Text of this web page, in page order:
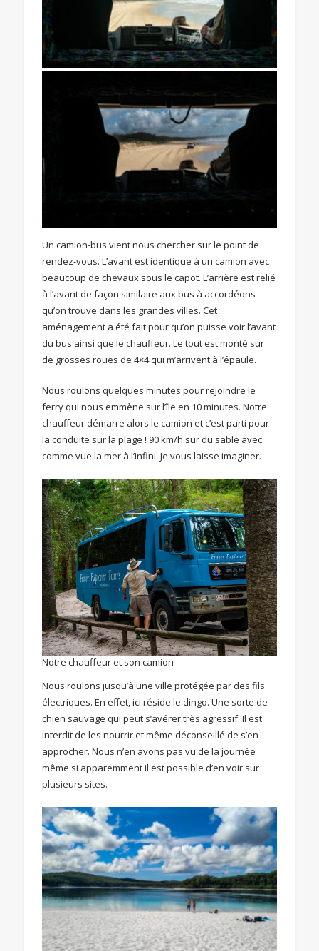
Un camion-bus vient nous chercher sur le point de
rendez-vous. L’avant est identique à un camion avec
beaucoup de chevaux sous le capot. L’arrière est relié
à l’avant de façon similaire aux bus à accordéons
qu’on trouve dans les grandes villes. Cet
aménagement a été fait pour qu’on puisse voir l’avant
du bus ainsi que le chauffeur. Le tout est monté sur
de grosses roues de 4×4 qui m’arrivent à l’épaule.
Nous roulons quelques minutes pour rejoindre le
ferry qui nous emmène sur l’île en 10 minutes. Notre
chauffeur démarre alors le camion et c’est parti pour
la conduite sur la plage ! 90 km/h sur du sable avec
comme vue la mer à l’infini. Je vous laisse imaginer.
Notre chauffeur et son camion
Nous roulons jusqu’à une ville protégée par des fils
électriques. En effet, ici réside le dingo. Une sorte de
chien sauvage qui peut s’avérer très agressif. Il est
interdit de les nourrir et même déconseillé de s’en
approcher. Nous n’en avons pas vu de la journée
même si apparemment il est possible d’en voir sur
plusieurs sites.